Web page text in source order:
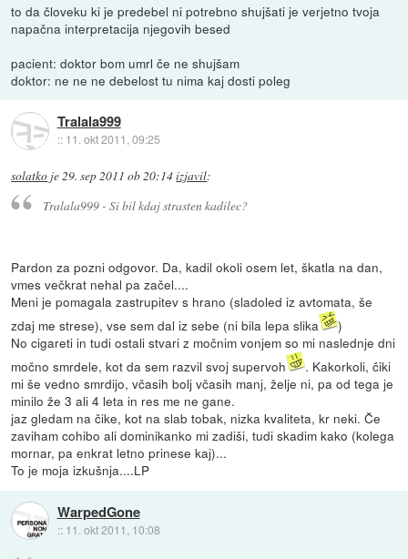
to da človeku ki je predebel ni potrebno shujšati je verjetno tvoja
napačna interpretacija njegovih besed
pacient: doktor bom umrl če ne shujšam
doktor: ne ne ne debelost tu nima kaj dosti poleg
Tralala999
:: 11. okt 2011, 09:25
solatko je29. sep 2011 ob 20:14izjavil:
Tralala999 - Si bil kdaj strasten kadilec?
Pardon za pozni odgovor. Da, kadil okoli osem let, škatla na dan,
vmes večkrat nehal pa začel....
Meni je pomagala zastrupitev s hrano (sladoled iz avtomata, še
zdaj me strese), vse sem dal iz sebe (ni bila lepa slika
)
No cigareti in tudi ostali stvari z močnim vonjem so mi naslednje dni
močno smrdele, kot da sem razvil svoj supervoh
. Kakorkoli, čiki
mi še vedno smrdijo, včasih bolj včasih manj, želje ni, pa od tega je
minilo že 3 ali 4 leta in res me ne gane.
jaz gledam na čike, kot na slab tobak, nizka kvaliteta, kr neki. Če
zaviham cohibo ali dominikanko mi zadiši, tudi skadim kako (kolega
mornar, pa enkrat letno prinese kaj)...
To je moja izkušnja....LP
WarpedGone
:: 11. okt 2011, 10:08